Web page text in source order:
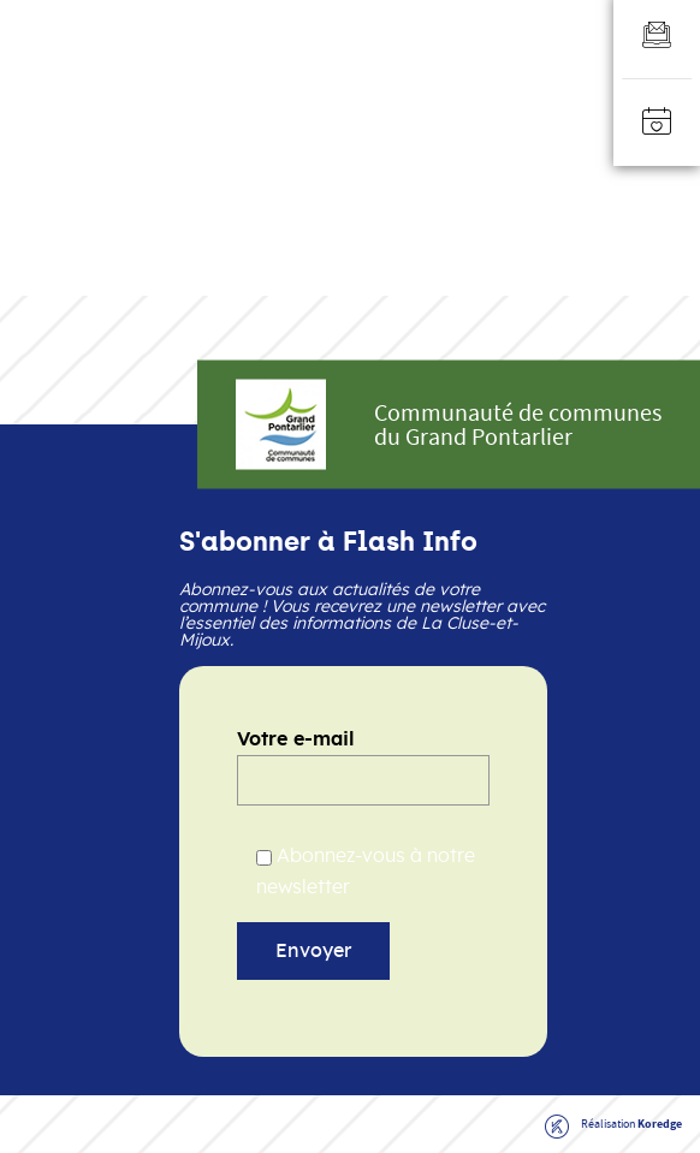
Communauté de communes
du Grand Pontarlier
S'abonner à Flash Info
Abonnez-vous aux actualités de votre
commune ! Vous recevrez une newsletter avec
l’essentiel des informations de La Cluse-et-
Mijoux.
Votre e-mail
Abonnez-vous à notre
newsletter
RéalisationKoredge